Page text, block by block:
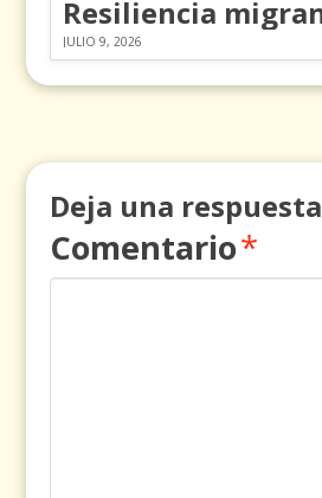
JULIO 9, 2026
Deja una respuesta
Comentario*